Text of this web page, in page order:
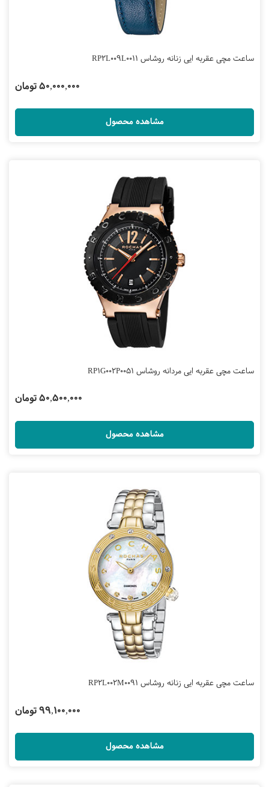
ساعت مچی عقربه ایی زنانه روشاس RP2L009L0011
50,000,000 تومان
مشاهده محصول
ساعت مچی عقربه ایی مردانه روشاس RP1G002P0051
50,500,000 تومان
مشاهده محصول
ساعت مچی عقربه ایی زنانه روشاس RP2L002M0091
99,100,000 تومان
مشاهده محصول